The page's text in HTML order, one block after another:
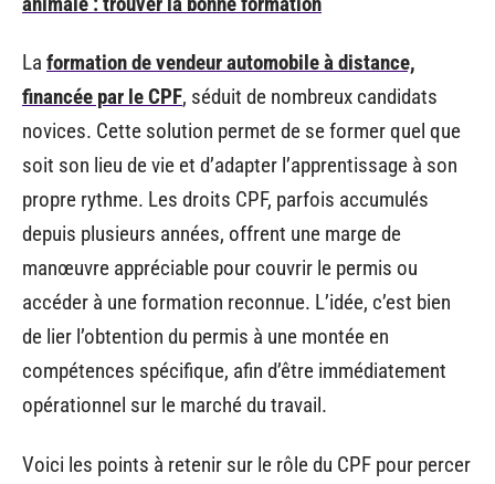
La formation de vendeur automobile à distance,
financée par le CPF, séduit de nombreux candidats
novices. Cette solution permet de se former quel que
soit son lieu de vie et d’adapter l’apprentissage à son
propre rythme. Les droits CPF, parfois accumulés
depuis plusieurs années, offrent une marge de
manœuvre appréciable pour couvrir le permis ou
accéder à une formation reconnue. L’idée, c’est bien
de lier l’obtention du permis à une montée en
compétences spécifique, afin d’être immédiatement
opérationnel sur le marché du travail.
Voici les points à retenir sur le rôle du CPF pour percer